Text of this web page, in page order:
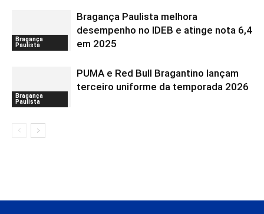
Bragança
Paulista
Bragança Paulista melhora
desempenho no IDEB e atinge nota 6,4
em 2025
Bragança
Paulista
PUMA e Red Bull Bragantino lançam
terceiro uniforme da temporada 2026